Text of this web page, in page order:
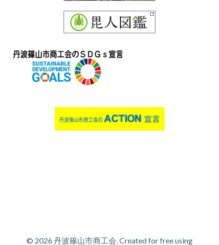
© 2026 丹波篠山市商工会. Created for free using